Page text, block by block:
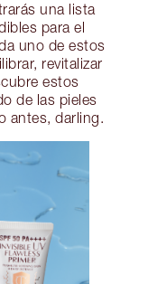
una lista
para el
uno de estos
revitalizar
estos
de las pieles
antes, darling.